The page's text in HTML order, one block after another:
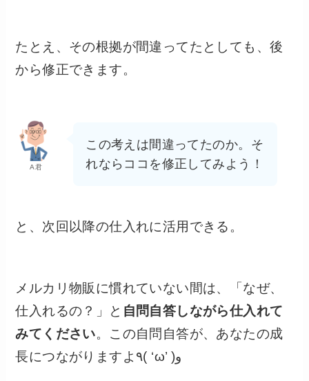
たとえ、その根拠が間違ってたとしても、後
から修正できます。
A君
この考えは間違ってたのか。そ
れならココを修正してみよう！
と、次回以降の仕入れに活用できる。
メルカリ物販に慣れていない間は、「なぜ、
仕入れるの？」と 自問自答しながら仕入れて
みてください。この自問自答が、あなたの成
長につながりますよ٩( ‘ω’ )و